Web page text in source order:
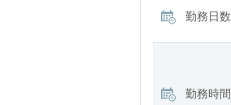
勤務日数
勤務時間